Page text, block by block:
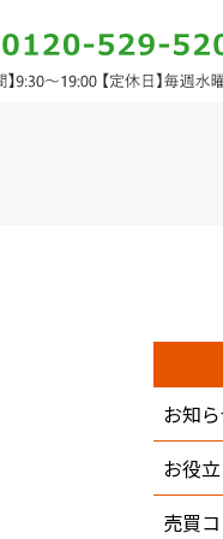
お知
お役
売買